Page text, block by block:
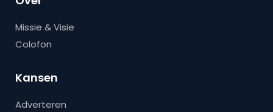
Missie & Visie
Colofon
Kansen
Adverteren